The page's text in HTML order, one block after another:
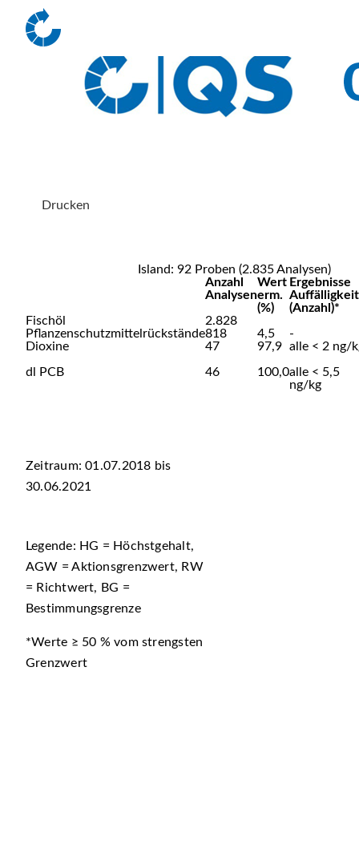
Drucken
Island: 92 Proben (2.835 Analysen)
Anzahl
Analysen
Wert
erm.
(%)
Ergebnisse
(Anzahl)*
Fischöl
2.828
Pflanzenschutzmittelrückstände818 4,5
-
Dioxine
47 97,9 alle < 2 ng/
dl PCB
46 100,0alle < 5,5
ng/kg
Zeitraum: 01.07.2018 bis
30.06.2021
Legende: HG = Höchstgehalt,
AGW = Aktionsgrenzwert, RW
= Richtwert, BG =
Bestimmungsgrenze
*Werte ≥ 50 % vom strengsten
Grenzwert